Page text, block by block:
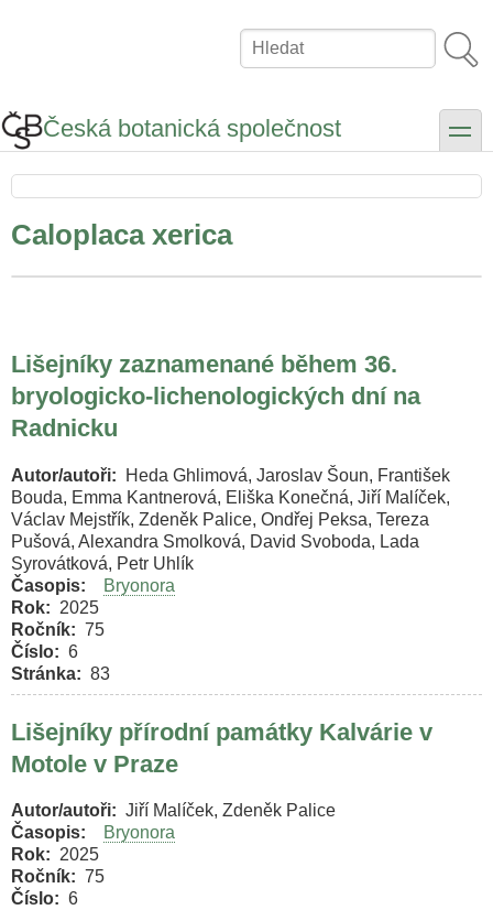
Hledat
Česká botanická společnost toggle
Caloplaca xerica
Lišejníky zaznamenané během 36.
bryologicko-lichenologických dní na
Radnicku
Autor/autoři
Heda Ghlimová, Jaroslav Šoun, František
Bouda, Emma Kantnerová, Eliška Konečná, Jiří Malíček,
Václav Mejstřík, Zdeněk Palice, Ondřej Peksa, Tereza
Pušová, Alexandra Smolková, David Svoboda, Lada
Syrovátková, Petr Uhlík
Časopis
Bryonora
Rok
2025
Ročník
75
Číslo
6
Stránka
83
Lišejníky přírodní památky Kalvárie v
Motole v Praze
Autor/autoři
Jiří Malíček, Zdeněk Palice
Časopis
Bryonora
Rok
2025
Ročník
75
Číslo
6